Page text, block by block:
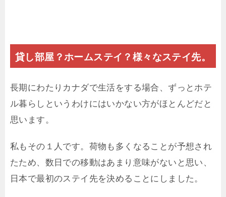
貸し部屋？ホームステイ？様々なステイ先。
長期にわたりカナダで生活をする場合、ずっとホテ
ル暮らしというわけにはいかない方がほとんどだと
思います。
私もその１人です。荷物も多くなることが予想され
たため、数日での移動はあまり意味がないと思い、
日本で最初のステイ先を決めることにしました。